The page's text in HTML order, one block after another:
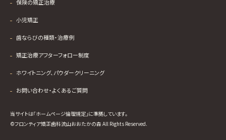
保険の矯正治療
小児矯正
歯ならびの種類・治療例
矯正治療アフターフォロー制度
ホワイトニング、パウダークリーニング
お問い合わせ・よくあるご質問
当サイトは「ホームページ倫理規定」に準拠しています。
©フロンティア矯正歯科流山おおたかの森 All Rights Reserved.